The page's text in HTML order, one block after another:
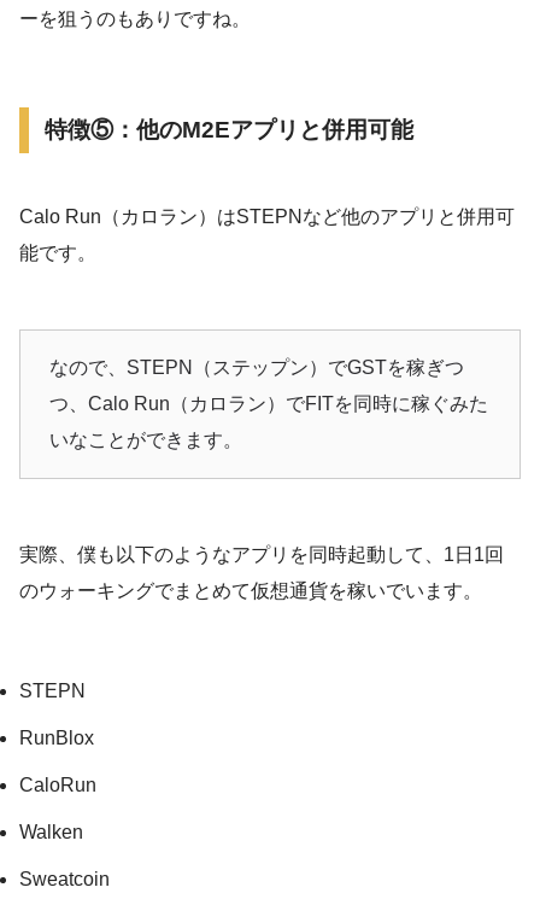
ーを狙うのもありですね。
特徴⑤：他のM2Eアプリと併用可能
Calo Run（カロラン）はSTEPNなど他のアプリと併用可
能です。
なので、STEPN（ステップン）でGSTを稼ぎつ
つ、Calo Run（カロラン）でFITを同時に稼ぐみた
いなことができます。
実際、僕も以下のようなアプリを同時起動して、1日1回
のウォーキングでまとめて仮想通貨を稼いでいます。
STEPN
RunBlox
CaloRun
Walken
Sweatcoin